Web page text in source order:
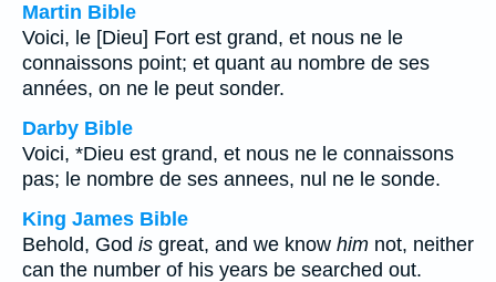
Martin Bible
Voici, le [Dieu] Fort est grand, et nous ne le
connaissons point; et quant au nombre de ses
années, on ne le peut sonder.
Darby Bible
Voici, *Dieu est grand, et nous ne le connaissons
pas; le nombre de ses annees, nul ne le sonde.
King James Bible
Behold, God is great, and we know him not, neither
can the number of his years be searched out.